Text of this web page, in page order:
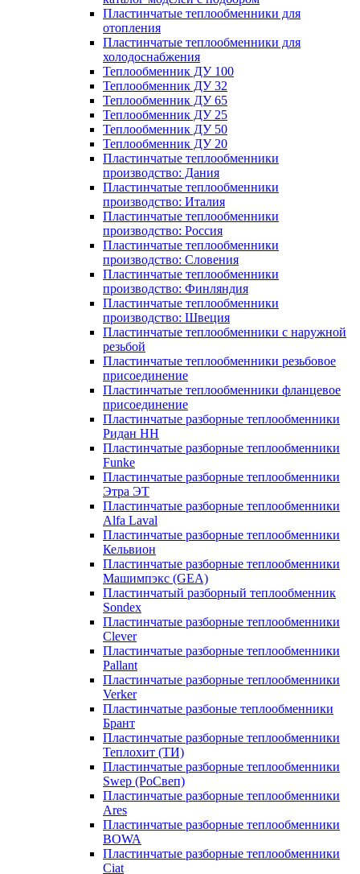
Пластинчатые теплообменники для
отопления
Пластинчатые теплообменники для
холодоснабжения
Теплообменник ДУ 100
Теплообменник ДУ 32
Теплообменник ДУ 65
Теплообменник ДУ 25
Теплообменник ДУ 50
Теплообменник ДУ 20
Пластинчатые теплообменники
производство: Дания
Пластинчатые теплообменники
производство: Италия
Пластинчатые теплообменники
производство: Россия
Пластинчатые теплообменники
производство: Словения
Пластинчатые теплообменники
производство: Финляндия
Пластинчатые теплообменники
производство: Швеция
Пластинчатые теплообменники с наружной
резьбой
Пластинчатые теплообменники резьбовое
присоединение
Пластинчатые теплообменники фланцевое
присоединение
Пластинчатые разборные теплообменники
Ридан НН
Пластинчатые разборные теплообменники
Funke
Пластинчатые разборные теплообменники
Этра ЭТ
Пластинчатые разборные теплообменники
Alfa Laval
Пластинчатые разборные теплообменники
Кельвион
Пластинчатые разборные теплообменники
Машимпэкс (GEA)
Пластинчатый разборный теплообменник
Sondex
Пластинчатые разборные теплообменники
Clever
Пластинчатые разборные теплообменники
Pallant
Пластинчатые разборные теплообменники
Verker
Пластинчатые разбоные теплообменники
Брант
Пластинчатые разборные теплообменники
Теплохит (ТИ)
Пластинчатые разборные теплообменники
Swep (РоСвеп)
Пластинчатые разборные теплообменники
Ares
Пластинчатые разборные теплообменники
BOWA
Пластинчатые разборные теплообменники
Ciat